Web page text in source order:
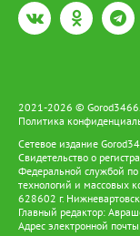
2021-2026 ©
Политика
Сетевое издание
Свидетельство о
Федеральной службой
технологий и массовых
628602 г.
Главный редактор:
Адрес электронной